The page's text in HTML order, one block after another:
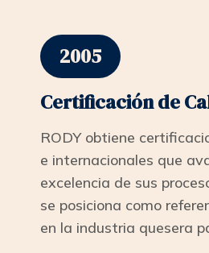
2005
Certificación de
RODY obtiene
e internacionales que
excelencia de sus
se posiciona como
en la industria quesera